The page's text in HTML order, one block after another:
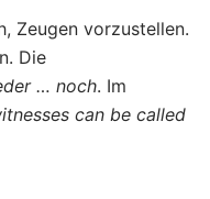
Zeugen vorzustellen.
Die
… noch. Im
can be called